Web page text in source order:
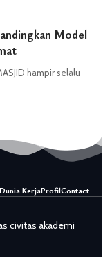
Model
hampir selalu
Dunia KerjaProfilContact
civitas akademi